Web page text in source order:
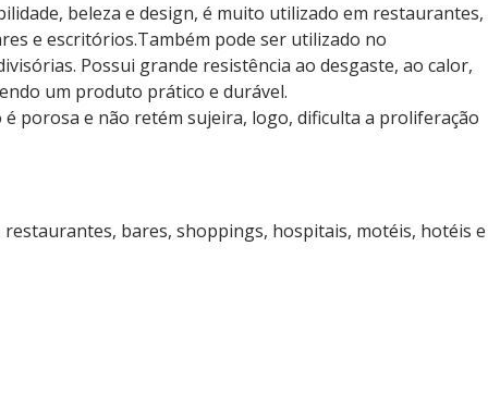
beleza e design, é muito utilizado em restaurantes,
e escritórios.Também pode ser utilizado no
Possui grande resistência ao desgaste, ao calor,
um produto prático e durável.
é porosa e não retém sujeira, logo, dificulta a proliferação
bares, shoppings, hospitais, motéis, hotéis e